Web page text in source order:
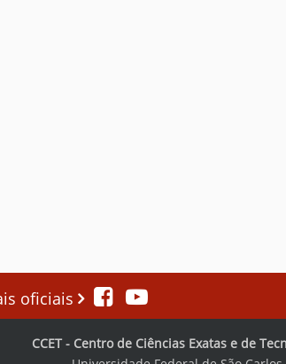
oficiais
CCET - Centro de Ciências Exatas e de